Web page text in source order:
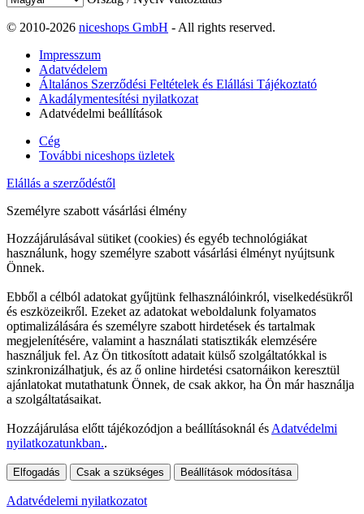
© 2010-2026 niceshops GmbH - All rights reserved.
Impresszum
Adatvédelem
Általános Szerződési Feltételek és Elállási Tájékoztató
Akadálymentesítési nyilatkozat
Adatvédelmi beállítások
Cég
További niceshops üzletek
Elállás a szerződéstől
Személyre szabott vásárlási élmény
Hozzájárulásával sütiket (cookies) és egyéb technológiákat
használunk, hogy személyre szabott vásárlási élményt nyújtsunk
Önnek.
Ebből a célból adatokat gyűjtünk felhasználóinkról, viselkedésükről
és eszközeikről. Ezeket az adatokat weboldalunk folyamatos
optimalizálására és személyre szabott hirdetések és tartalmak
megjelenítésére, valamint a használati statisztikák elemzésére
használjuk fel. Az Ön titkosított adatait külső szolgáltatókkal is
szinkronizálhatjuk, és az ő online hirdetési csatornáikon keresztül
ajánlatokat mutathatunk Önnek, de csak akkor, ha Ön már használja
a szolgáltatásaikat.
Hozzájárulása előtt tájékozódjon a beállításoknál és Adatvédelmi
nyilatkozatunkban..
Elfogadás Csak a szükséges Beállítások módosítása
Adatvédelemi nyilatkozatot